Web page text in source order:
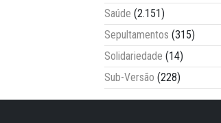
Saúde (2.151)
Sepultamentos (315)
Solidariedade (14)
Sub-Versão (228)